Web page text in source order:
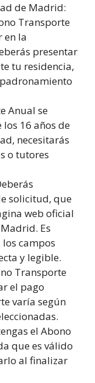
de Madrid:
Transporte
en la
presentar
tu residencia,
Anual se
16 años de
necesitarás
o tutores
solicitud, que
web oficial
Es
campos
y legible.
Transporte
el pago
varía según
el Abono
que es válido
al finalizar